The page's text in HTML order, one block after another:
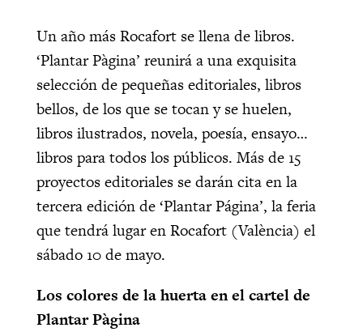
Un año más Rocafort se llena de libros.
‘Plantar Pàgina’ reunirá a una exquisita
selección de pequeñas editoriales, libros
bellos, de los que se tocan y se huelen,
libros ilustrados, novela, poesía, ensayo…
libros para todos los públicos. Más de 15
proyectos editoriales se darán cita en la
tercera edición de ‘Plantar Página’, la feria
que tendrá lugar en Rocafort (València) el
sábado 10 de mayo.
Los colores de la huerta en el cartel de
Plantar Pàgina